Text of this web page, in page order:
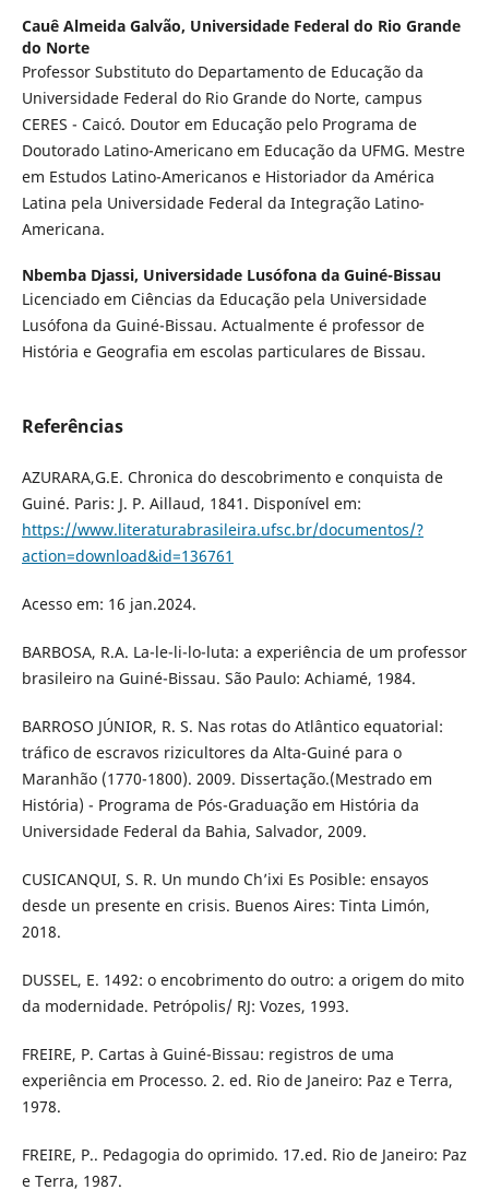
Cauê Almeida Galvão, Universidade Federal do Rio Grande
do Norte
Professor Substituto do Departamento de Educação da
Universidade Federal do Rio Grande do Norte, campus
CERES - Caicó. Doutor em Educação pelo Programa de
Doutorado Latino-Americano em Educação da UFMG. Mestre
em Estudos Latino-Americanos e Historiador da América
Latina pela Universidade Federal da Integração Latino-
Americana.
Nbemba Djassi, Universidade Lusófona da Guiné-Bissau
Licenciado em Ciências da Educação pela Universidade
Lusófona da Guiné-Bissau. Actualmente é professor de
História e Geografia em escolas particulares de Bissau.
Referências
AZURARA,G.E. Chronica do descobrimento e conquista de
Guiné. Paris: J. P. Aillaud, 1841. Disponível em:
https://www.literaturabrasileira.ufsc.br/documentos/?
action=download&id=136761
Acesso em: 16 jan.2024.
BARBOSA, R.A. La-le-li-lo-luta: a experiência de um professor
brasileiro na Guiné-Bissau. São Paulo: Achiamé, 1984.
BARROSO JÚNIOR, R. S. Nas rotas do Atlântico equatorial:
tráfico de escravos rizicultores da Alta-Guiné para o
Maranhão (1770-1800). 2009. Dissertação.(Mestrado em
História) - Programa de Pós-Graduação em História da
Universidade Federal da Bahia, Salvador, 2009.
CUSICANQUI, S. R. Un mundo Ch’ixi Es Posible: ensayos
desde un presente en crisis. Buenos Aires: Tinta Limón,
2018.
DUSSEL, E. 1492: o encobrimento do outro: a origem do mito
da modernidade. Petrópolis/ RJ: Vozes, 1993.
FREIRE, P. Cartas à Guiné-Bissau: registros de uma
experiência em Processo. 2. ed. Rio de Janeiro: Paz e Terra,
1978.
FREIRE, P.. Pedagogia do oprimido. 17.ed. Rio de Janeiro: Paz
e Terra, 1987.